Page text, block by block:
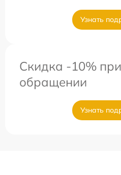
Узнать
Скидка -10%
обращении
Узнать